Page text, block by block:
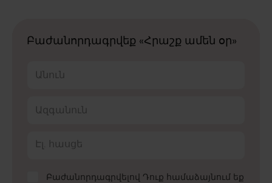
Բաժանորդագրվեք «Հրաշք ամեն օր»
Անուն
Ազգանուն
Էլ. հասցե
Բաժանորդագրվելով Դուք համաձայնում եք